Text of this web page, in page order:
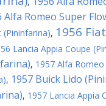
Alfa Romeo Super
(Pininfarina), 1956
Lancia Appia Coupe
, 1957 Alfa
, 1957 Buick Lido
, 1957 Lancia Appia